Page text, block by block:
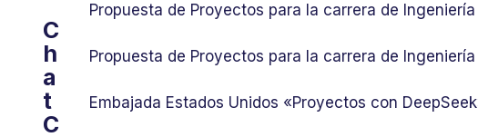
C
h
a
t
C
Propuesta de Proyectos para la carrera de
Propuesta de Proyectos para la carrera de
Embajada Estados Unidos «Proyectos con